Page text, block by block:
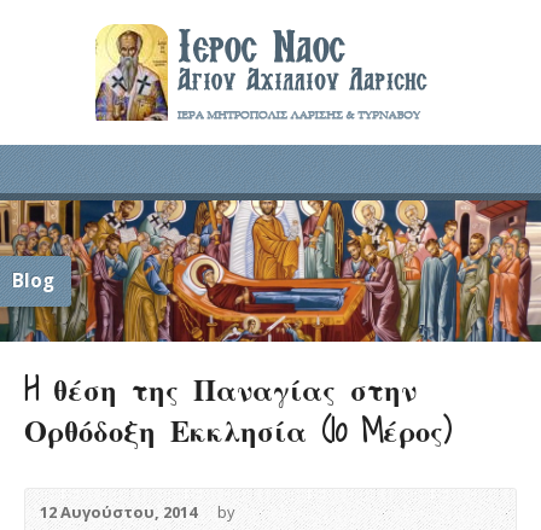
Blog
H θέση της Παναγίας στην
Ορθόδοξη Εκκλησία (1o Mέρος)
12 Αυγούστου, 2014 by